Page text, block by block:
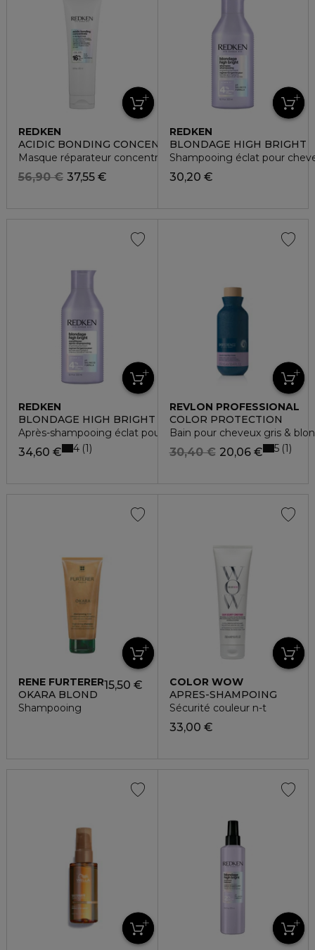
REDKEN
ACIDIC BONDING CONCENTRATE
Masque réparateur concentré en soin bonding
37,55 €
56,90 €
REDKEN
BLONDAGE HIGH BRIGHT
Shampooing éclat pour
30,20 €
REDKEN
BLONDAGE HIGH BRIGHT
Après-shampooing éclat pour cheveux blonds
34,60 € 4 1
REVLON PROFESSIONAL
COLOR PROTECTION
Bain pour cheveux gris &
20,06 €
30,40 € 5 1
RENE FURTERER
OKARA BLOND
Shampooing
15,50 €
COLOR WOW
APRES-SHAMPOING
Sécurité couleur n-t
33,00 €